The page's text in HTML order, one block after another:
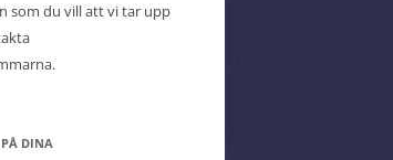
som du vill att vi tar upp
DINA